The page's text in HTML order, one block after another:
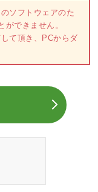
ソフトウェアのた
できません。
て頂き、PCからダ